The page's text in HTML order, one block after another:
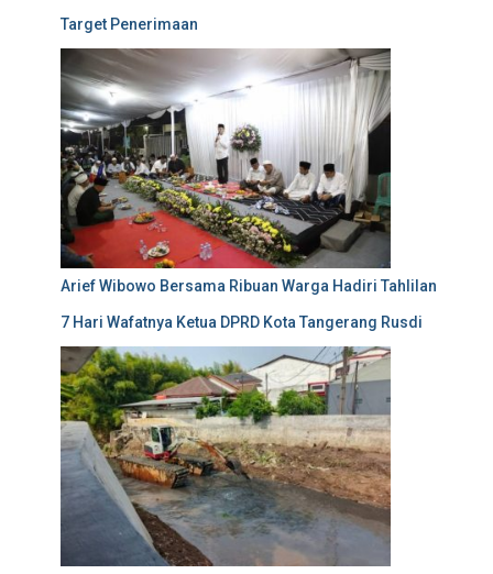
Target Penerimaan
Arief Wibowo Bersama Ribuan Warga Hadiri Tahlilan
7 Hari Wafatnya Ketua DPRD Kota Tangerang Rusdi